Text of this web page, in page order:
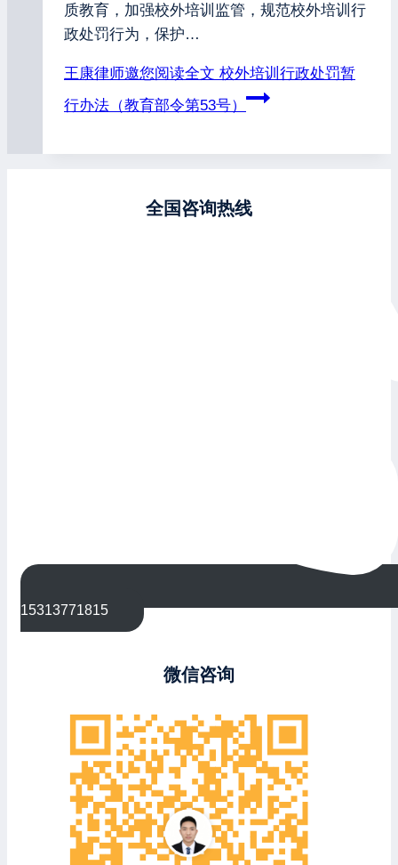
质教育，加强校外培训监管，规范校外培训行
政处罚行为，保护…
王康律师邀您阅读全文 校外培训行政处罚暂
行办法（教育部令第53号）
全国咨询热线
15313771815
微信咨询